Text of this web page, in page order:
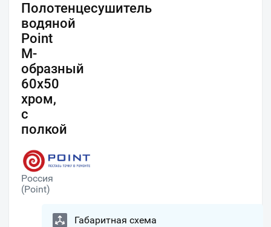
Полотенцесушитель
водяной
Point
М-
образный
60х50
хром,
с
полкой
Россия
(Point)
Габаритная схема